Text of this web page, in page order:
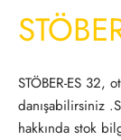
STÖBER-ES 32,
danışabilirsiniz
hakkında stok